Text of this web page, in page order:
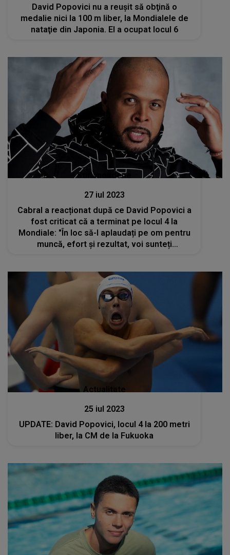
David Popovici nu a reuşit să obţină o
medalie nici la 100 m liber, la Mondialele de
nataţie din Japonia. El a ocupat locul 6
Stiri mondene
27 iul 2023
Cabral a reacționat după ce David Popovici a
fost criticat că a terminat pe locul 4 la
Mondiale: "În loc să-l aplaudați pe om pentru
muncă, efort și rezultat, voi sunteți
Actualitate
25 iul 2023
UPDATE: David Popovici, locul 4 la 200 metri
liber, la CM de la Fukuoka